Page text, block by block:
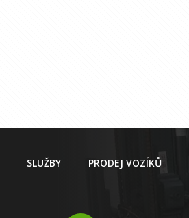
SLUŽBY PRODEJ VOZÍKŮ